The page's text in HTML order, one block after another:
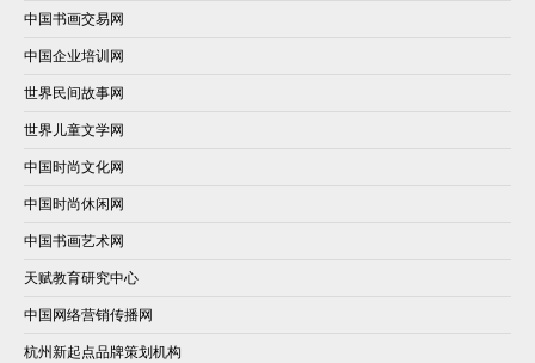
中国书画交易网
中国企业培训网
世界民间故事网
世界儿童文学网
中国时尚文化网
中国时尚休闲网
中国书画艺术网
天赋教育研究中心
中国网络营销传播网
杭州新起点品牌策划机构